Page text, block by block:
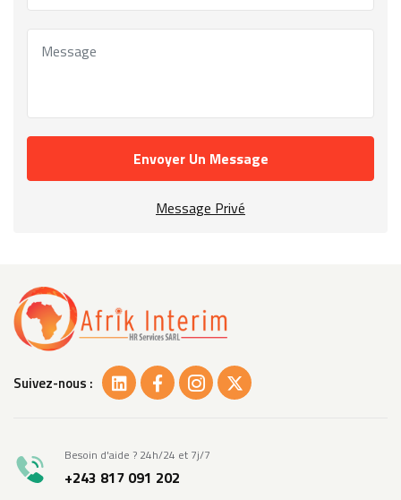
Envoyer Un Message
Message Privé
Suivez-nous :
Besoin d'aide ? 24h/24 et 7j/7
+243 817 091 202